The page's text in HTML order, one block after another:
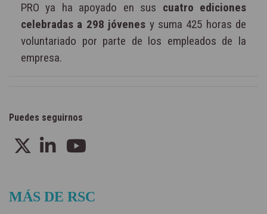
PRO ya ha apoyado en sus cuatro ediciones
celebradas a 298 jóvenes y suma 425 horas de
voluntariado por parte de los empleados de la
empresa.
Puedes seguirnos
MÁS DE RSC